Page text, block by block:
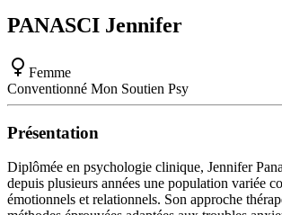
PANASCI Jennifer
Femme
Conventionné Mon Soutien Psy
Présentation
Diplômée en psychologie clinique, Jennifer
depuis plusieurs années une population variée
émotionnels et relationnels. Son approche